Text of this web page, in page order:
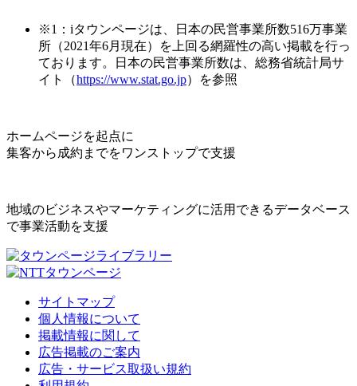
※1：iタウンページは、日本の民営事業所数516万事業
所（2021年6月現在）を上回る網羅性の高い掲載を行っ
ております。日本の民営事業所数は、総務省統計局サ
イト（https://www.stat.go.jp）を参照
ホームページを起点に
集客から成約までをワンストップで支援
地域のビジネスやマーケティングに活用できるデータベース
で事業活動を支援
サイトマップ
個人情報について
掲載情報に関して
広告掲載のご案内
広告・サービス取扱い規約